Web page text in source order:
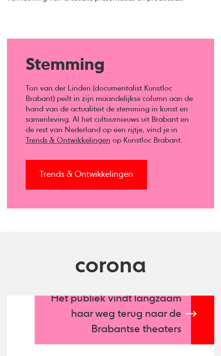
Stemming
Ton van der Linden (documentalist Kunstloc
Brabant) peilt in zijn maandelijkse column aan de
hand van de actualiteit de stemming in kunst en
samenleving. Al het cultuurnieuws uit Brabant en
de rest van Nederland op een rijtje, vind je in
Trends & Ontwikkelingen op Kunstloc Brabant.
Trends & Ontwikkelingen
corona
Het publiek vindt langzaam
haar weg terug naar de
Brabantse theaters